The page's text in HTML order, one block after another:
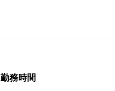
勤務時間